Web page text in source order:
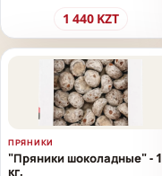
1 440 KZT
ПРЯНИКИ
"Пряники шоколадные" - 1
кг.